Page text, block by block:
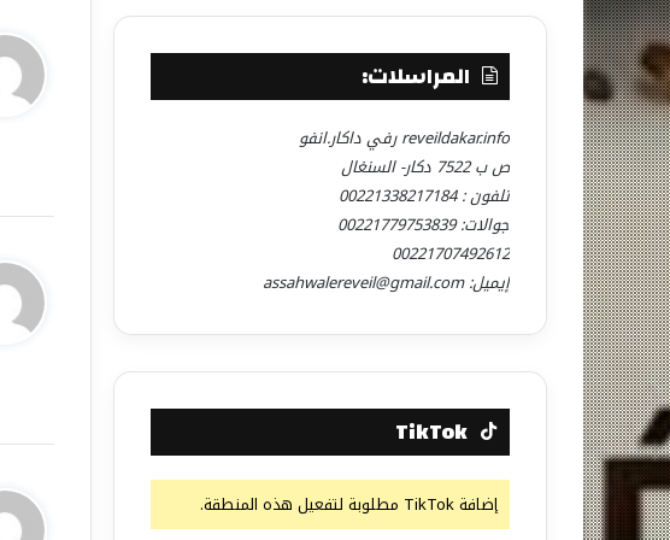
المراسلات:
reveildakar.info رفي داكار.انفو
ص ب 7522 دكار- السنغال
تلفون : 00221338217184
جوالات: 00221779753839
00221707492612
إيميل: assahwalereveil@gmail.com
TikTok
إضافة TikTok مطلوبة لتفعيل هذه المنطقة.